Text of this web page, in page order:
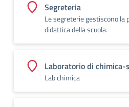
Segreteria
Le segreterie gestiscono
didattica della scuola.
Laboratorio di chimica-
Lab chimica